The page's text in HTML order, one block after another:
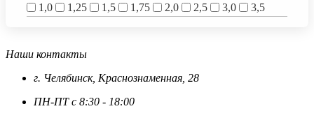
1,0
1,25 1,5 1,75 2,0 2,5 3,0 3,5
Наши контакты
г. Челябинск, Краснознаменная, 28
ПН-ПТ с 8:30 - 18:00